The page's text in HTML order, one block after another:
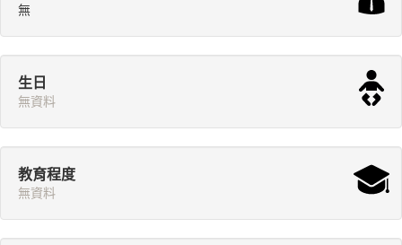
無
生日
無資料
教育程度
無資料